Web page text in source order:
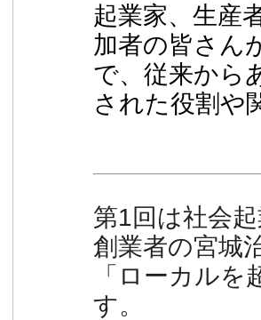
起業家、生産
加者の皆さん
で、従来から
された役割や
第1回は社会
創業者の宮城
「ローカル
す。